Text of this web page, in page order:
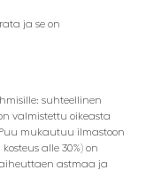
ja se on
suhteellinen
valmistettu oikeasta
mukautuu ilmastoon
alle 30%) on
astmaa ja